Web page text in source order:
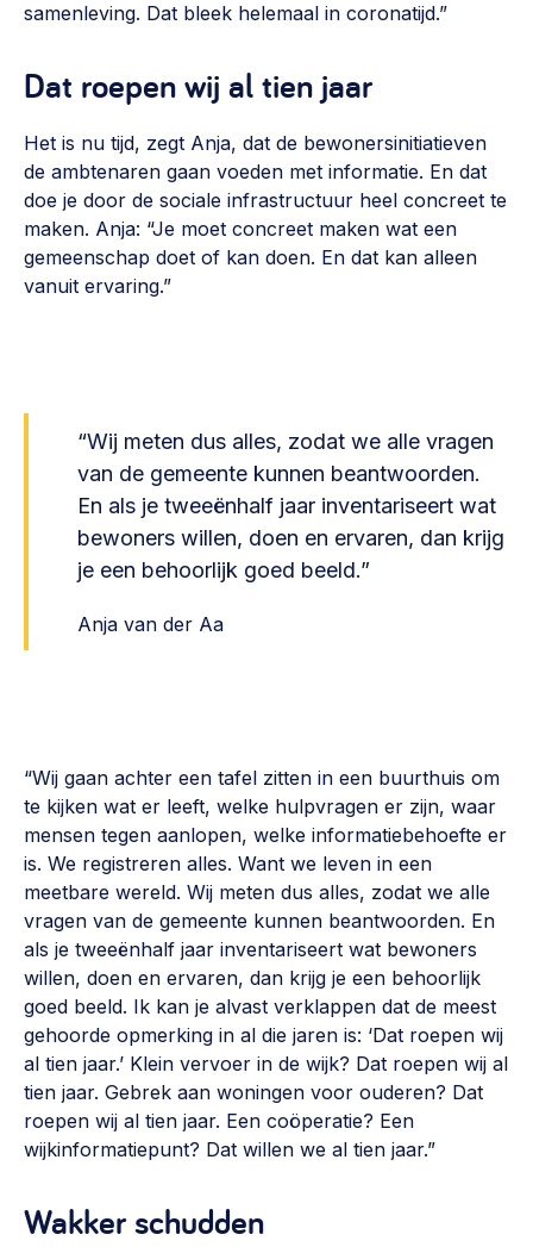
samenleving. Dat bleek helemaal in coronatijd.”
Dat roepen wij al tien jaar
Het is nu tijd, zegt Anja, dat de bewonersinitiatieven
de ambtenaren gaan voeden met informatie. En dat
doe je door de sociale infrastructuur heel concreet te
maken. Anja: “Je moet concreet maken wat een
gemeenschap doet of kan doen. En dat kan alleen
vanuit ervaring.”
“Wij meten dus alles, zodat we alle vragen
van de gemeente kunnen beantwoorden.
En als je tweeënhalf jaar inventariseert wat
bewoners willen, doen en ervaren, dan krijg
je een behoorlijk goed beeld.”
Anja van der Aa
“Wij gaan achter een tafel zitten in een buurthuis om
te kijken wat er leeft, welke hulpvragen er zijn, waar
mensen tegen aanlopen, welke informatiebehoefte er
is. We registreren alles. Want we leven in een
meetbare wereld. Wij meten dus alles, zodat we alle
vragen van de gemeente kunnen beantwoorden. En
als je tweeënhalf jaar inventariseert wat bewoners
willen, doen en ervaren, dan krijg je een behoorlijk
goed beeld. Ik kan je alvast verklappen dat de meest
gehoorde opmerking in al die jaren is: ‘Dat roepen wij
al tien jaar.’ Klein vervoer in de wijk? Dat roepen wij al
tien jaar. Gebrek aan woningen voor ouderen? Dat
roepen wij al tien jaar. Een coöperatie? Een
wijkinformatiepunt? Dat willen we al tien jaar.”
Wakker schudden